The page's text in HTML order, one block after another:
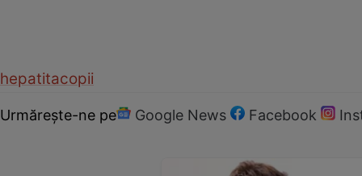
hepatitacopii
Urmărește-ne pe Google News Facebook